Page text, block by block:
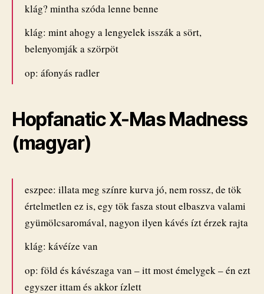
klág? mintha szóda lenne benne
klág: mint ahogy a lengyelek isszák a sört,
belenyomják a szörpöt
op: áfonyás radler
Hopfanatic X-Mas Madness
(magyar)
eszpee: illata meg színre kurva jó, nem rossz, de tök
értelmetlen ez is, egy tök fasza stout elbaszva valami
gyümölcsaromával, nagyon ilyen kávés ízt érzek rajta
klág: kávéíze van
op: föld és kávészaga van – itt most émelygek – én ezt
egyszer ittam és akkor ízlett